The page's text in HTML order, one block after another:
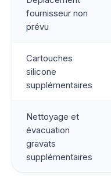
fournisseur non
prévu
Cartouches
silicone
supplémentaires
Nettoyage et
évacuation
gravats
supplémentaires